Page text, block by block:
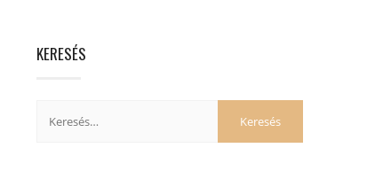
KERESÉS